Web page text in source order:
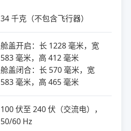
34 千克（不包含飞行器）
舱盖开启：长 1228 毫米，宽
583 毫米，高 412 毫米
舱盖闭合：长 570 毫米，宽
583 毫米，高 465 毫米
100 伏至 240 伏（交流电），
50/60 Hz